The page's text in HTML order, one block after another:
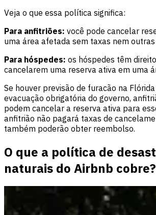
Veja o que essa política significa:
Para anfitriões: você pode cancelar
uma área afetada sem taxas nem outras
Para hóspedes: os hóspedes têm
cancelarem uma reserva ativa em uma
Se houver previsão de furacão na
evacuação obrigatória do governo,
podem cancelar a reserva ativa para
anfitrião não pagará taxas de
também poderão obter reembolso.
O que a política de
naturais do Airbnb cobre?